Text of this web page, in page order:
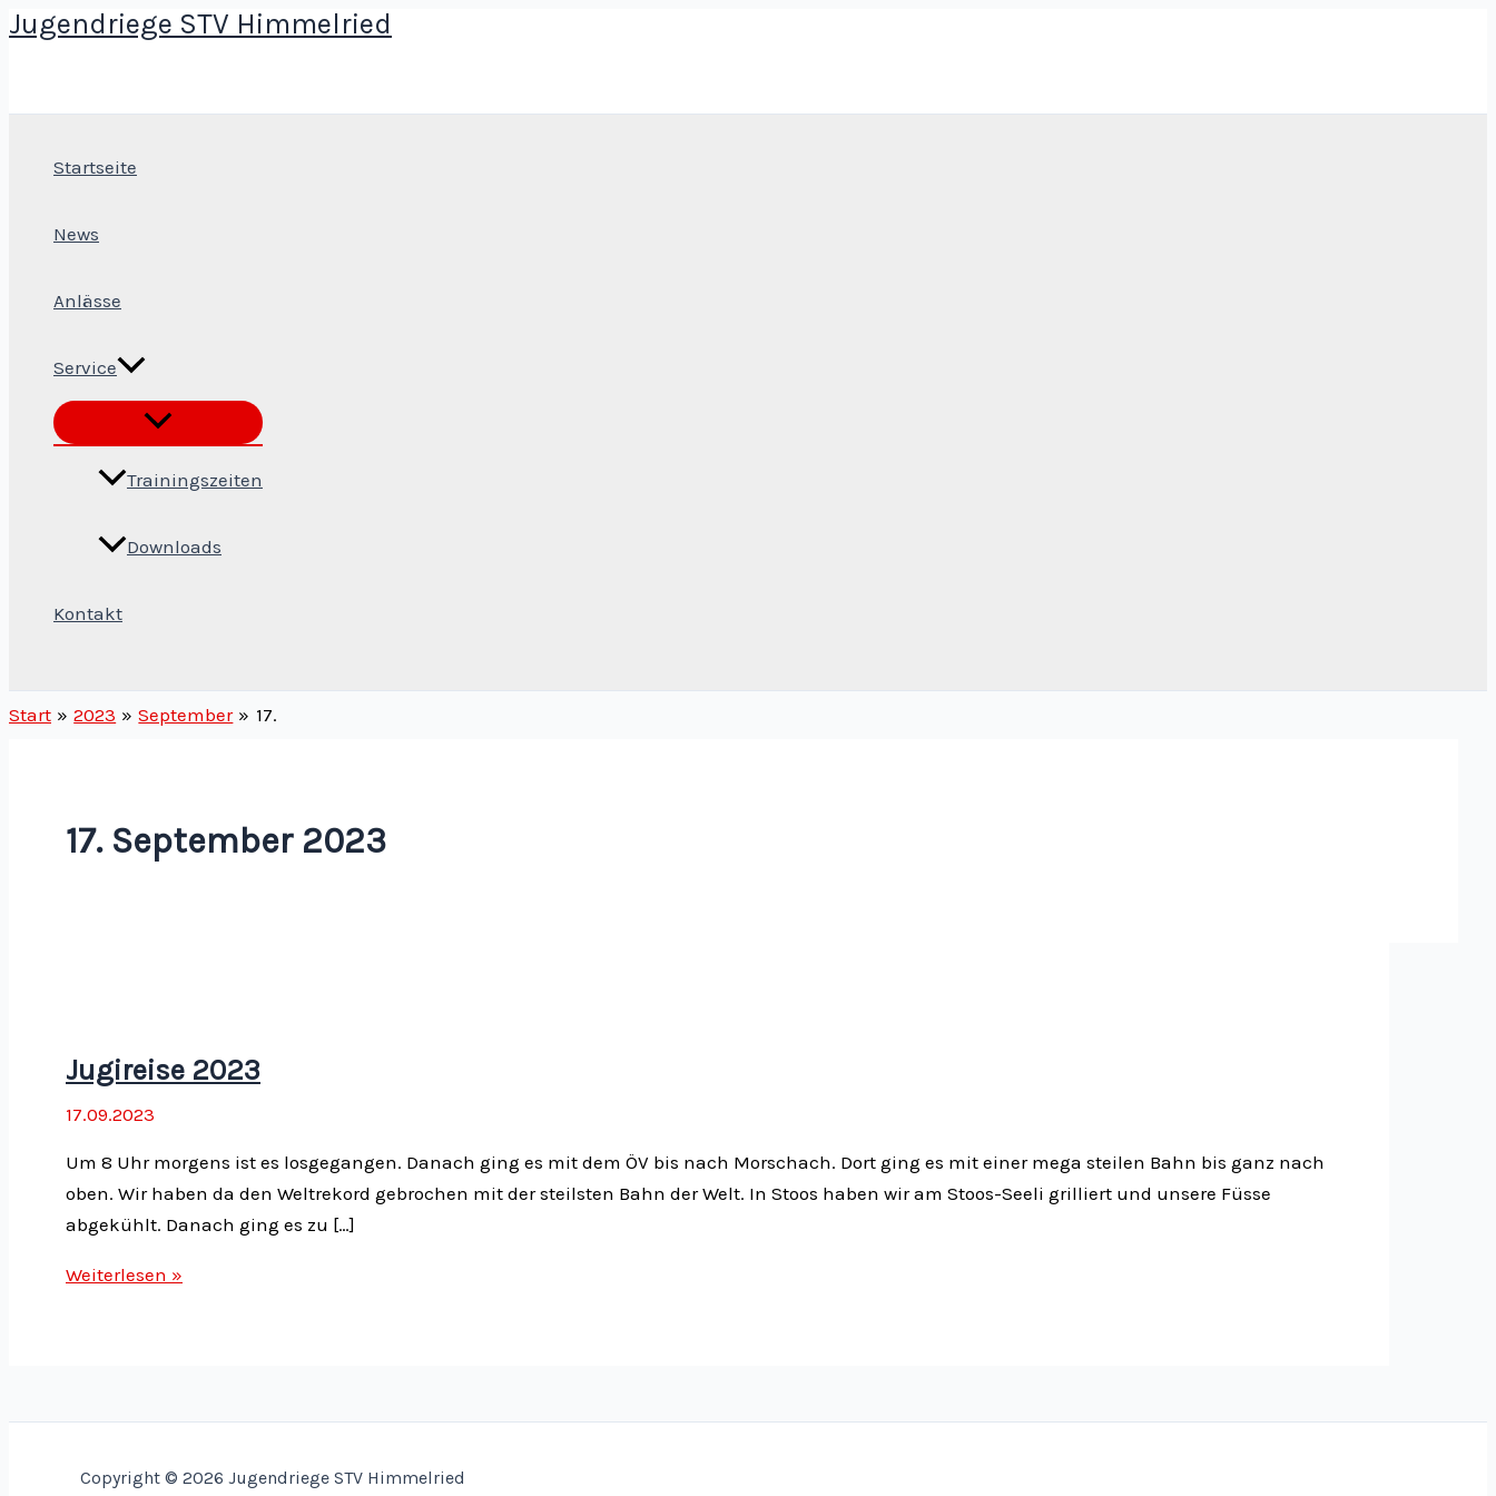
Zum
Jugendriege STV Himmelried
Startseite
News
Anlässe
Service
Trainingszeiten
Downloads
Kontakt
Start 2023 September 17.
17. September 2023
Jugireise 2023
17.09.2023
Um 8 Uhr morgens ist es losgegangen. Danach ging es mit dem ÖV bis nach Morschach. Dort ging es mit einer mega steilen Bahn bis ganz nach
oben. Wir haben da den Weltrekord gebrochen mit der steilsten Bahn der Welt. In Stoos haben wir am Stoos-Seeli grilliert und unsere Füsse
abgekühlt. Danach ging es zu […]
Jugireise
Weiterlesen »
Copyright © 2026 Jugendriege STV Himmelried